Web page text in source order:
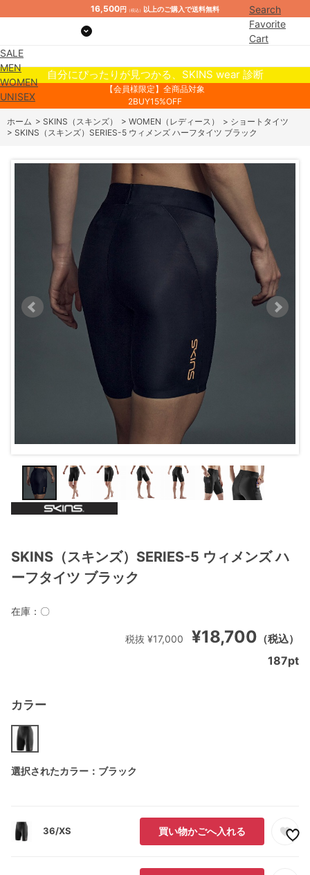
16,500円 （税込） 以上のご購入で送料無料
Search
Favorite
Cart
SALE
MEN
WOMEN
UNISEX
自分にぴったりが見つかる、SKINS wear 診断
【会員様限定】全商品対象
2BUY15%OFF
ホーム > SKINS（スキンズ） > WOMEN（レディース） > ショートタイツ
> SKINS（スキンズ）SERIES-5 ウィメンズ ハーフタイツ ブラック
SKINS（スキンズ）SERIES-5 ウィメンズ ハ
ーフタイツ ブラック
¥18,700 （税込）
税抜 ¥17,000
カラー
選択されたカラー：ブラック
36/XS 買い物かごへ入れる
在庫： 〇
187pt